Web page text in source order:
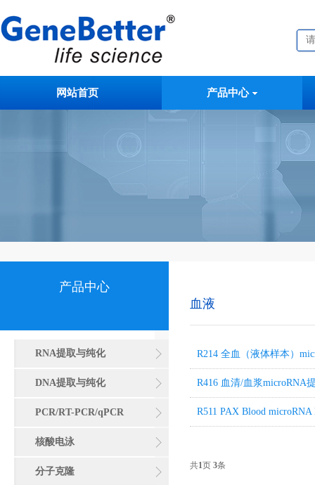
网站首页 产品中心
产品中心
RNA提取与纯化
DNA提取与纯化
PCR/RT-PCR/qPCR
核酸电泳
分子克隆
血液
R214 全血（液体样本）
R416 血清/血浆microRNA
R511 PAX Blood
共1页 3条